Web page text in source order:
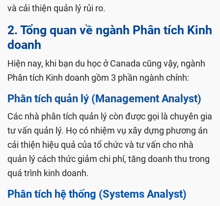
và cải thiện quản lý rủi ro.
2. Tổng quan về ngành Phân tích Kinh
doanh
Hiện nay, khi bạn du học ở Canada cũng vậy, ngành
Phân tích Kinh doanh gồm 3 phần ngành chính:
Phân tích quản lý (Management Analyst)
Các nhà phân tích quản lý còn được gọi là chuyên gia
tư vấn quản lý. Họ có nhiệm vụ xây dựng phương án
cải thiện hiệu quả của tổ chức và tư vấn cho nhà
quản lý cách thức giảm chi phí, tăng doanh thu trong
quá trình kinh doanh.
Phân tích hệ thống (Systems Analyst)